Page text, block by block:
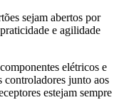
sejam abertos por
e agilidade
elétricos e
controladores junto aos
estejam sempre